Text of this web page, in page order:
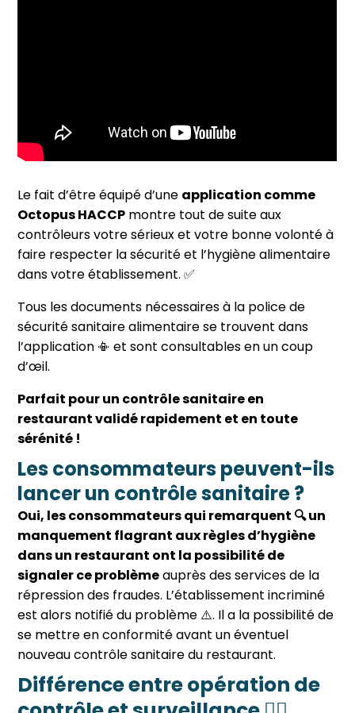
Le fait d’être équipé d’une application comme
Octopus HACCP montre tout de suite aux
contrôleurs votre sérieux et votre bonne volonté à
faire respecter la sécurité et l’hygiène alimentaire
dans votre établissement. ✅
Tous les documents nécessaires à la police de
sécurité sanitaire alimentaire se trouvent dans
l’application 📳 et sont consultables en un coup
d’œil.
Parfait pour un contrôle sanitaire en
restaurant validé rapidement et en toute
sérénité !
Les consommateurs peuvent-ils
lancer un contrôle sanitaire ?
Oui, les consommateurs qui remarquent 🔍 un
manquement flagrant aux règles d’hygiène
dans un restaurant ont la possibilité de
signaler ce problèmeauprès des services de la
répression des fraudes. L’établissement incriminé
est alors notifié du problème ⚠️. Il a la possibilité de
se mettre en conformité avant unéventuel
nouveaucontrôle sanitaire du restaurant.
Différence entre opération de